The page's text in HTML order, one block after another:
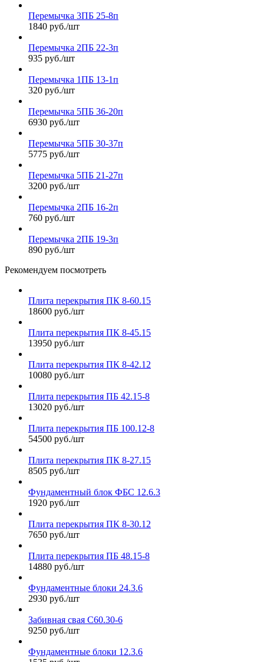
Перемычка 3ПБ 25-8п
1840 руб./шт
Перемычка 2ПБ 22-3п
935 руб./шт
Перемычка 1ПБ 13-1п
320 руб./шт
Перемычка 5ПБ 36-20п
6930 руб./шт
Перемычка 5ПБ 30-37п
5775 руб./шт
Перемычка 5ПБ 21-27п
3200 руб./шт
Перемычка 2ПБ 16-2п
760 руб./шт
Перемычка 2ПБ 19-3п
890 руб./шт
Рекомендуем посмотреть
Плита перекрытия ПК 8-60.15
18600 руб./шт
Плита перекрытия ПК 8-45.15
13950 руб./шт
Плита перекрытия ПК 8-42.12
10080 руб./шт
Плита перекрытия ПБ 42.15-8
13020 руб./шт
Плита перекрытия ПБ 100.12-8
54500 руб./шт
Плита перекрытия ПК 8-27.15
8505 руб./шт
Фундаментный блок ФБС 12.6.3
1920 руб./шт
Плита перекрытия ПК 8-30.12
7650 руб./шт
Плита перекрытия ПБ 48.15-8
14880 руб./шт
Фундаментные блоки 24.3.6
2930 руб./шт
Забивная свая С60.30-6
9250 руб./шт
Фундаментные блоки 12.3.6